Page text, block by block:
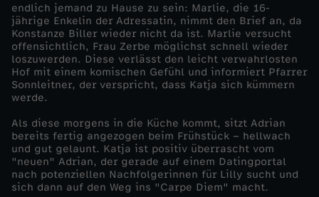
n
i
s
v
o
endlich jemand zu Hause zu sein: Marlie, die 16-
jährige Enkelin der Adressatin, nimmt den Brief an, da
Konstanze Biller wieder nicht da ist. Marlie versucht
offensichtlich, Frau Zerbe möglichst schnell wieder
loszuwerden. Diese verlässt den leicht verwahrlosten
Hof mit einem komischen Gefühl und informiert Pfarrer
Sonnleitner, der verspricht, dass Katja sich kümmern
werde.
Als diese morgens in die Küche kommt, sitzt Adrian
bereits fertig angezogen beim Frühstück – hellwach
und gut gelaunt. Katja ist positiv überrascht vom
"neuen" Adrian, der gerade auf einem Datingportal
nach potenziellen Nachfolgerinnen für Lilly sucht und
sich dann auf den Weg ins "Carpe Diem" macht.